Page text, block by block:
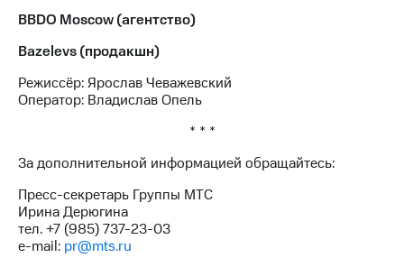
BBDO Moscow (агентство)
Bazelevs (продакшн)
Режиссёр: Ярослав Чеважевский
Оператор: Владислав Опель
* * *
За дополнительной информацией обращайтесь:
Пресс-секретарь Группы МТС
Ирина Дерюгина
тел. +7 (985) 737-23-03
e-mail: pr@mts.ru